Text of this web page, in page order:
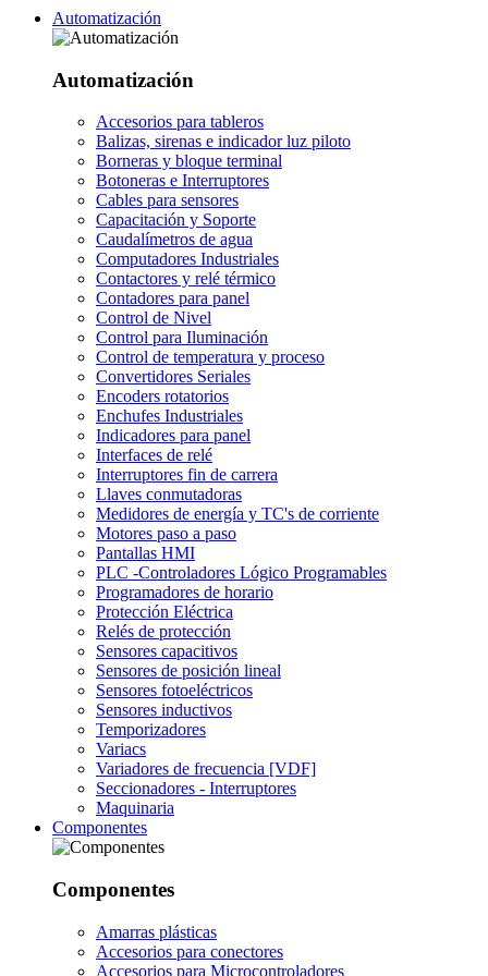
Automatización
Automatización
Accesorios para tableros
Balizas, sirenas e indicador luz piloto
Borneras y bloque terminal
Botoneras e Interruptores
Cables para sensores
Capacitación y Soporte
Caudalímetros de agua
Computadores Industriales
Contactores y relé térmico
Contadores para panel
Control de Nivel
Control para Iluminación
Control de temperatura y proceso
Convertidores Seriales
Encoders rotatorios
Enchufes Industriales
Indicadores para panel
Interfaces de relé
Interruptores fin de carrera
Llaves conmutadoras
Medidores de energía y TC's de corriente
Motores paso a paso
Pantallas HMI
PLC -Controladores Lógico Programables
Programadores de horario
Protección Eléctrica
Relés de protección
Sensores capacitivos
Sensores de posición lineal
Sensores fotoeléctricos
Sensores inductivos
Temporizadores
Variacs
Variadores de frecuencia [VDF]
Seccionadores - Interruptores
Maquinaria
Componentes
Componentes
Amarras plásticas
Accesorios para conectores
Accesorios para Microcontroladores